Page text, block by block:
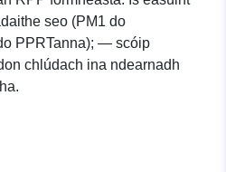
seo (PM1 do
PPRTanna); — scóip
chlúdach ina ndearnadh